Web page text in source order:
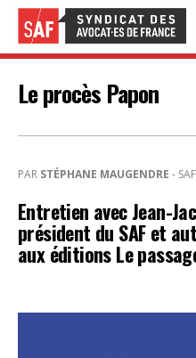
Le procès Papon
PAR STÉPHANE MAUGENDRE -
Entretien avec Jean-
président du SAF et
aux éditions Le